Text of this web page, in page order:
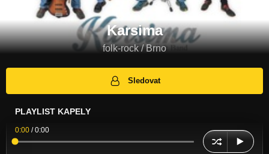
Karsima
folk-rock / Brno
Sledovat
PLAYLIST KAPELY
0:00 /0:00